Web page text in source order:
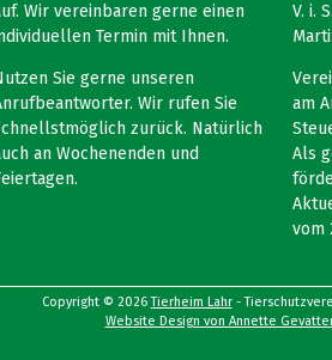
Wir vereinbaren gerne einen
Termin mit Ihnen.
Sie gerne unseren
Wir rufen Sie
zurück. Natürlich
an Wochenenden und
V. i.
am
Als
vom
Copyright © 2026Tierheim Lahr-
Website Design von Annette